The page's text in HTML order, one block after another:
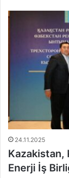
24.11.2025
Kazakistan,
Enerji İş